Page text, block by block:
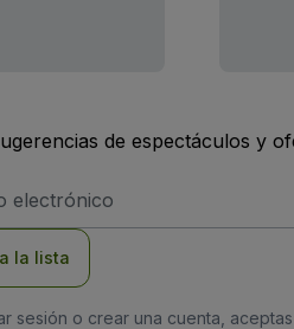
de espectáculos y
la lista
sesión o crear una cuenta,